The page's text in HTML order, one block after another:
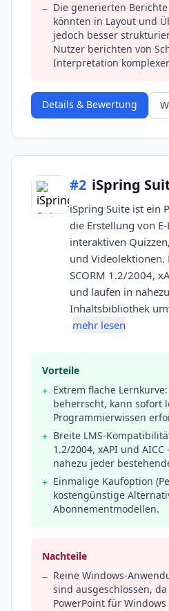
− Die generierten
könnten in Layout und
jedoch besser
Nutzer berichten von
Interpretation
Details & Bewertung
#2 iSpring
iSpring Suite ist ein
die Erstellung von
interaktiven
und Videolektionen.
SCORM 1.2/2004,
und laufen in
Inhaltsbibliothek
mehr lesen
Vorteile
+ Extrem flache
beherrscht, kann sofort
Programmierwissen
+ Breite LMS-
1.2/2004, xAPI und
nahezu jeder
+ Einmalige Kaufoption
kostengünstige
Abonnementmodellen.
Nachteile
− Reine Windows-
sind ausgeschlossen,
PowerPoint für